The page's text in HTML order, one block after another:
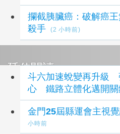
攔截胰臟癌：破解癌
殺手
(2 小時前)
延伸閱讀
斗六加速蛻變再升級
心 鐵路立體化邁開關
金門25屆縣運會主視
小時前